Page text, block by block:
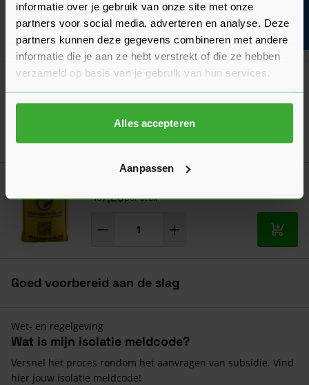
informatie over je gebruik van onze site met onze
partners voor social media, adverteren en analyse. Deze
partners kunnen deze gegevens combineren met andere
informatie die je aan ze hebt verstrekt of die ze hebben
verzameld op basis van je gebruik van hun services.
Alles accepteren
Aanpassen
Verkrijgbaar in 6 hoogtes
Vanaf4,42per stuk Ga
Dé oplossing bij slecht weer!
Afdekzeil
Vanaf7,17per stuk Ga
Nu7,25per stuk
In
Goed voorbereid aan de slag
Wet- en regelgeving
Wat is mijn isolatie meldcode?
Versnel het proces rondom het aanvragen van subsidie. Vind
hier jouw isolatie meldcode!